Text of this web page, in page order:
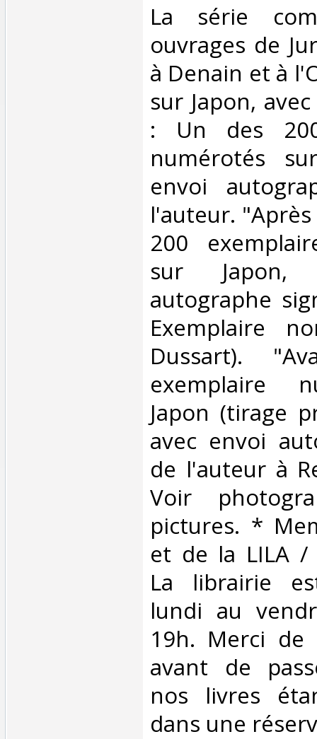
‎La série
ouvrages de
à Denain et à
sur Japon,
: Un des
numérotés
envoi
l'auteur.
200
sur Japon,
autographe
Exemplaire
Dussart).
exemplaire
Japon (tirage
avec envoi
de l'auteur à
Voir
pictures. *
et de la LILA /
La librairie
lundi au
19h. Merci de
avant de
nos livres
dans une